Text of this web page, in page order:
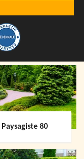
Paysagiste 80